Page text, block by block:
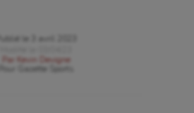
Publié le
3 avril 2023
Par
Kevin Devigne
Gazette Sports